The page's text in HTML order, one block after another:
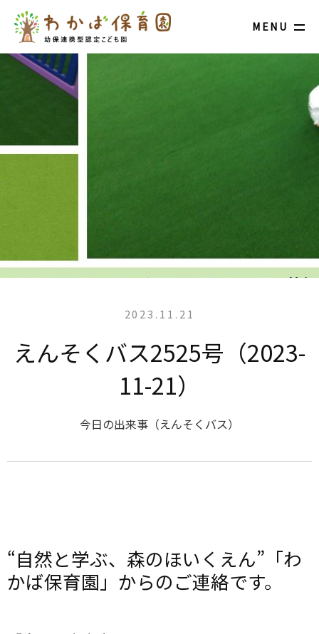
MENU
2023.11.21
えんそくバス2525号（2023-
11-21）
今日の出来事（えんそくバス）
“自然と学ぶ、森のほいくえん”「わ
かば保育園」からのご連絡です。